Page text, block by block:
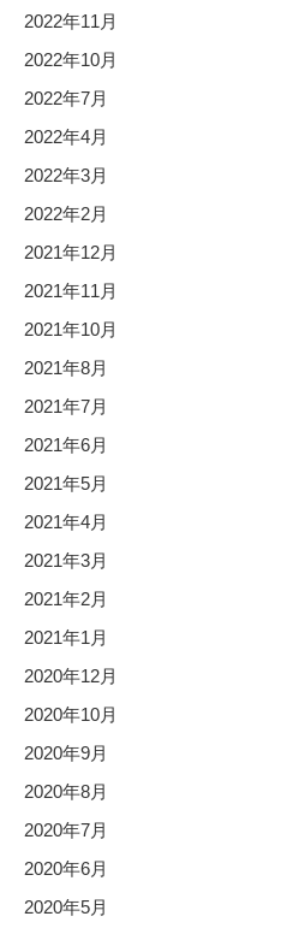
2022年11月
2022年10月
2022年7月
2022年4月
2022年3月
2022年2月
2021年12月
2021年11月
2021年10月
2021年8月
2021年7月
2021年6月
2021年5月
2021年4月
2021年3月
2021年2月
2021年1月
2020年12月
2020年10月
2020年9月
2020年8月
2020年7月
2020年6月
2020年5月